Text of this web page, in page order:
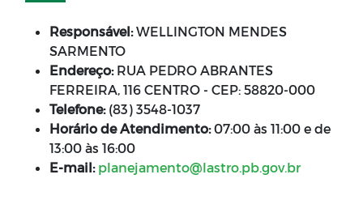
Responsável:WELLINGTON MENDES
SARMENTO
Endereço:RUA PEDRO ABRANTES
FERREIRA, 116 CENTRO - CEP: 58820-000
Telefone:(83) 3548-1037
Horário de Atendimento:07:00 às 11:00 e de
13:00 às 16:00
E-mail: planejamento@lastro.pb.gov.br